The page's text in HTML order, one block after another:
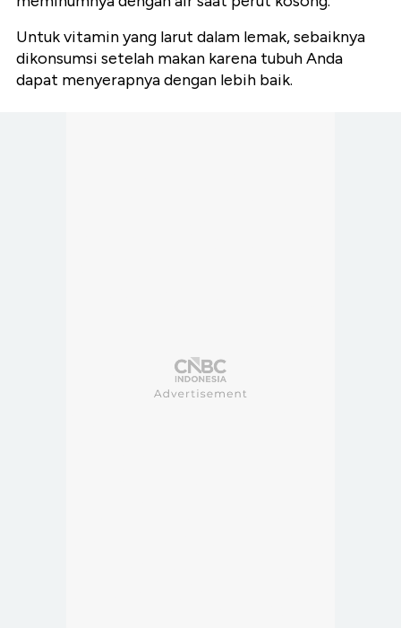
Untuk vitamin yang larut dalam lemak, sebaiknya
dikonsumsi setelah makan karena tubuh Anda
dapat menyerapnya dengan lebih baik.